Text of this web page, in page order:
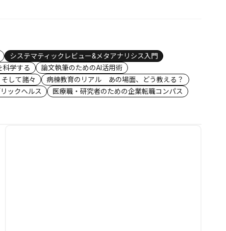
システマティックレビュー&メタアナリシス入門
科学する
論文執筆のためのAI活用術
して諸々
病棟教育のリアル あの場面、どう教える？
ックヘルス
医療職・研究者のための企業転職コンパス